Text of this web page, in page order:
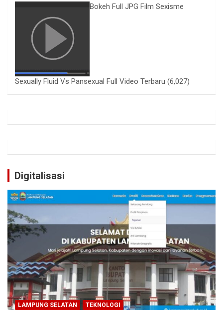
Bokeh Full JPG Film Sexisme
Sexually Fluid Vs Pansexual Full Video Terbaru (6,027)
Digitalisasi
LAMPUNG SELATAN TEKNOLOGI